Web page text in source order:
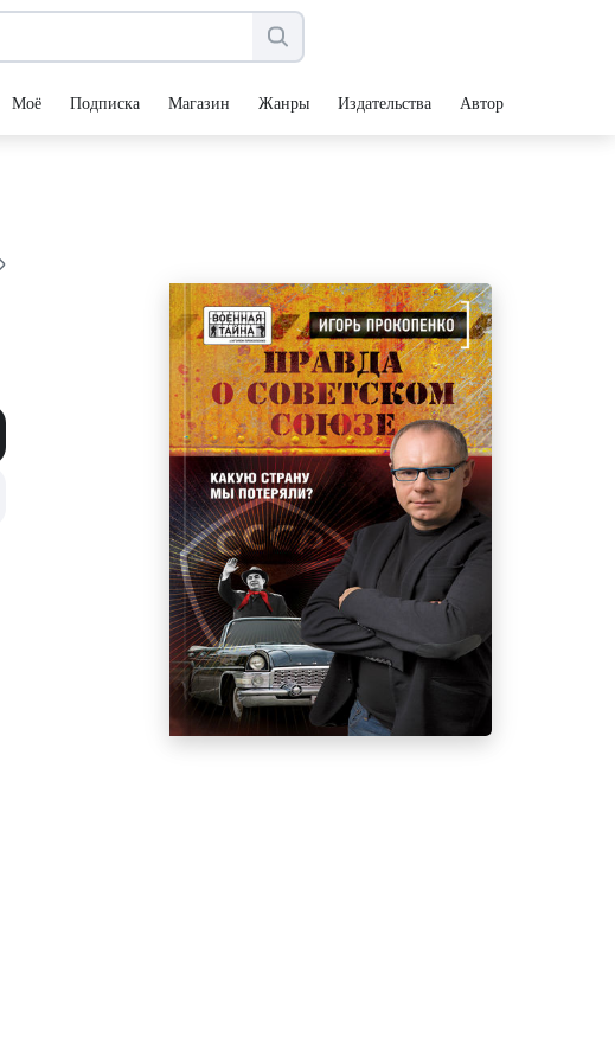
Моё Подписка Магазин Жанры Издательства Авторы